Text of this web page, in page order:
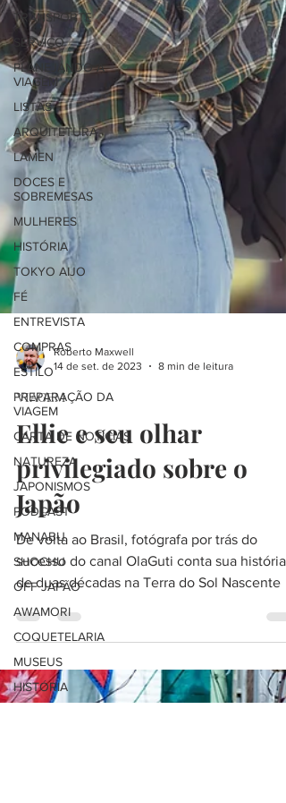
TRANSPORTE
SERVIÇO
PLANEJANDO A
VIAGEM
LISTAS
ARQUITETURA
LÁMEN
DOCES E
SOBREMESAS
MULHERES
HISTÓRIA
TOKYO AIJO
FÉ
ENTREVISTA
COMPRAS
ESTILO
PREPARAÇÃO DA
VIAGEM
CARTA DE NOTÍCIAS
NATUREZA
JAPONISMOS
PODCAST
MANABU
SHOCHU
OFF JAPÃO
AWAMORI
COQUETELARIA
MUSEUS
HISTÓRIA
Roberto Maxwell
VIAGEM
Ellie e seu olhar
privilegiado sobre o
Japão
De volta ao Brasil, fotógrafa por trás do
sucesso do canal OlaGuti conta sua história